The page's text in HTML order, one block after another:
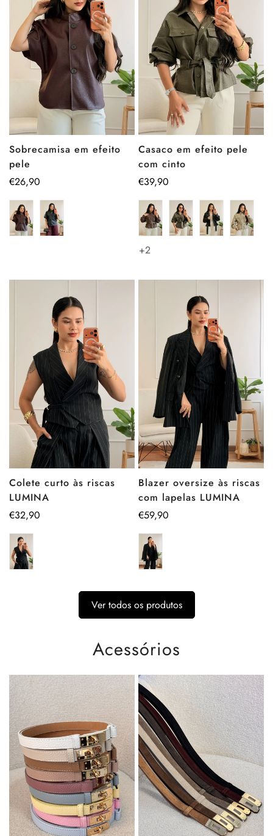
Sobrecamisa em efeito
pele
Preço
€26,90
Casaco em efeito pele
com cinto
Preço
€39,90
+2
Colete curto às riscas
LUMINA
Preço
€32,90
Blazer oversize às riscas
com lapelas LUMINA
Preço
€59,90
Ver todos os produtos
Acessórios